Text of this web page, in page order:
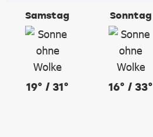
Samstag
19° / 31°
Sonntag
16° / 33°